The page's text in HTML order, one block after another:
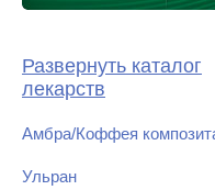
Развернуть каталог
лекарств
Амбра/Коффея
Ульран